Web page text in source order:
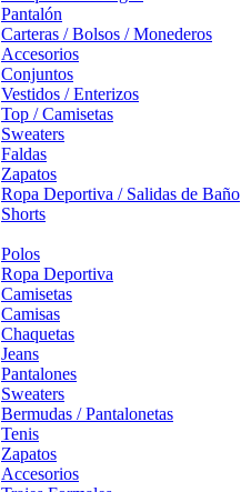
Pantalón
Carteras / Bolsos / Monederos
Accesorios
Conjuntos
Vestidos / Enterizos
Top / Camisetas
Sweaters
Faldas
Zapatos
Ropa Deportiva / Salidas de Baño
Shorts
Polos
Ropa Deportiva
Camisetas
Camisas
Chaquetas
Jeans
Pantalones
Sweaters
Bermudas / Pantalonetas
Tenis
Zapatos
Accesorios